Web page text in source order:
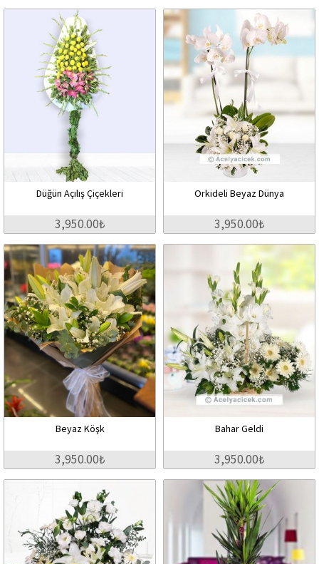
Düğün Açılış Çiçekleri
3,950.00₺
Orkideli Beyaz Dünya
3,950.00₺
Beyaz Köşk
3,950.00₺
Bahar Geldi
3,950.00₺